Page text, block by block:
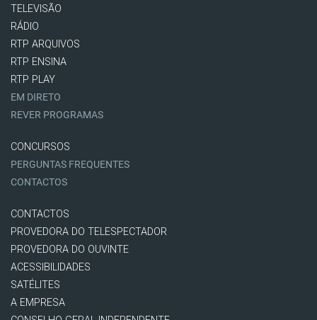
TELEVISÃO
RÁDIO
RTP ARQUIVOS
RTP ENSINA
RTP PLAY
EM DIRETO
REVER PROGRAMAS
CONCURSOS
PERGUNTAS FREQUENTES
CONTACTOS
CONTACTOS
PROVEDORA DO TELESPECTADOR
PROVEDORA DO OUVINTE
ACESSIBILIDADES
SATÉLITES
A EMPRESA